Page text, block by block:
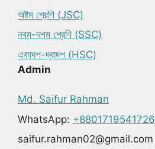
অষ্টম শ্রেণি (JSC)
নবম-দশম শ্রেণি (SSC)
একাদশ-দ্বাদশ (HSC)
Admin
Md. Saifur Rahman
WhatsApp: +8801719541726
saifur.rahman02@gmail.com